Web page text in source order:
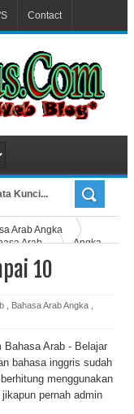
Contact
Arab Angka
Arab
Angka
10
Bahasa Arab Angka
Bahasa Arab - Belajar
bahasa inggris sudah
menggunakan
pernah admin